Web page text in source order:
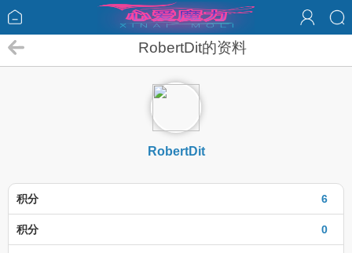
RobertDit的资料
RobertDit
6
积分
0
积分